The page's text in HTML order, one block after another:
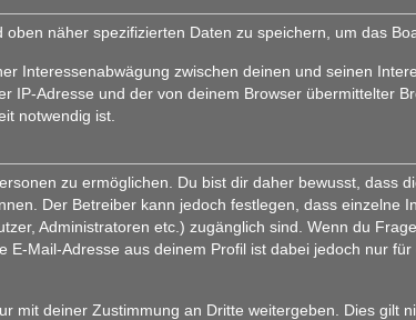
näher spezifizierten Daten zu speichern, um das
Interessenabwägung zwischen deinen und seinen
IP-Adresse und der von deinem Browser übermittelter
notwendig ist.
zu ermöglichen. Du bist dir daher bewusst, dass
Der Betreiber kann jedoch festlegen, dass einzelne
Administratoren etc.) zugänglich sind. Wenn du
Mail-Adresse aus deinem Profil ist dabei jedoch nur
mit deiner Zustimmung an Dritte weitergeben. Dies gilt